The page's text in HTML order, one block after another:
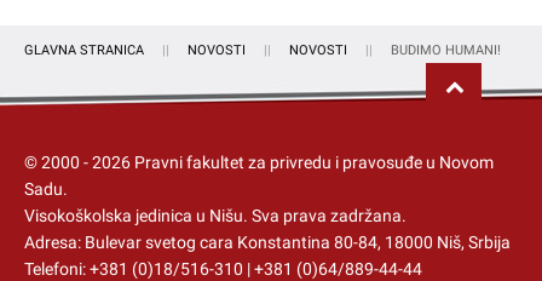
GLAVNA STRANICA NOVOSTI NOVOSTI BUDIMO HUMANI!
© 2000 -2026 Pravni fakultet za privredu i pravosuđe u Novom
Sadu.
Visokoškolska jedinica u Nišu. Sva prava zadržana.
Adresa: Bulevar svetog cara Konstantina 80-84, 18000 Niš, Srbija
Telefoni:+381 (0)18/516-310 |+381 (0)64/889-44-44